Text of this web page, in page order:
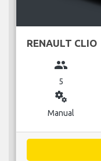
RENAULT CLIO
group
5
miscellaneous_services
Manual